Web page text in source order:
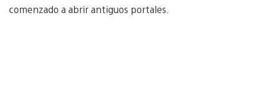
comenzado a abrir antiguos portales.